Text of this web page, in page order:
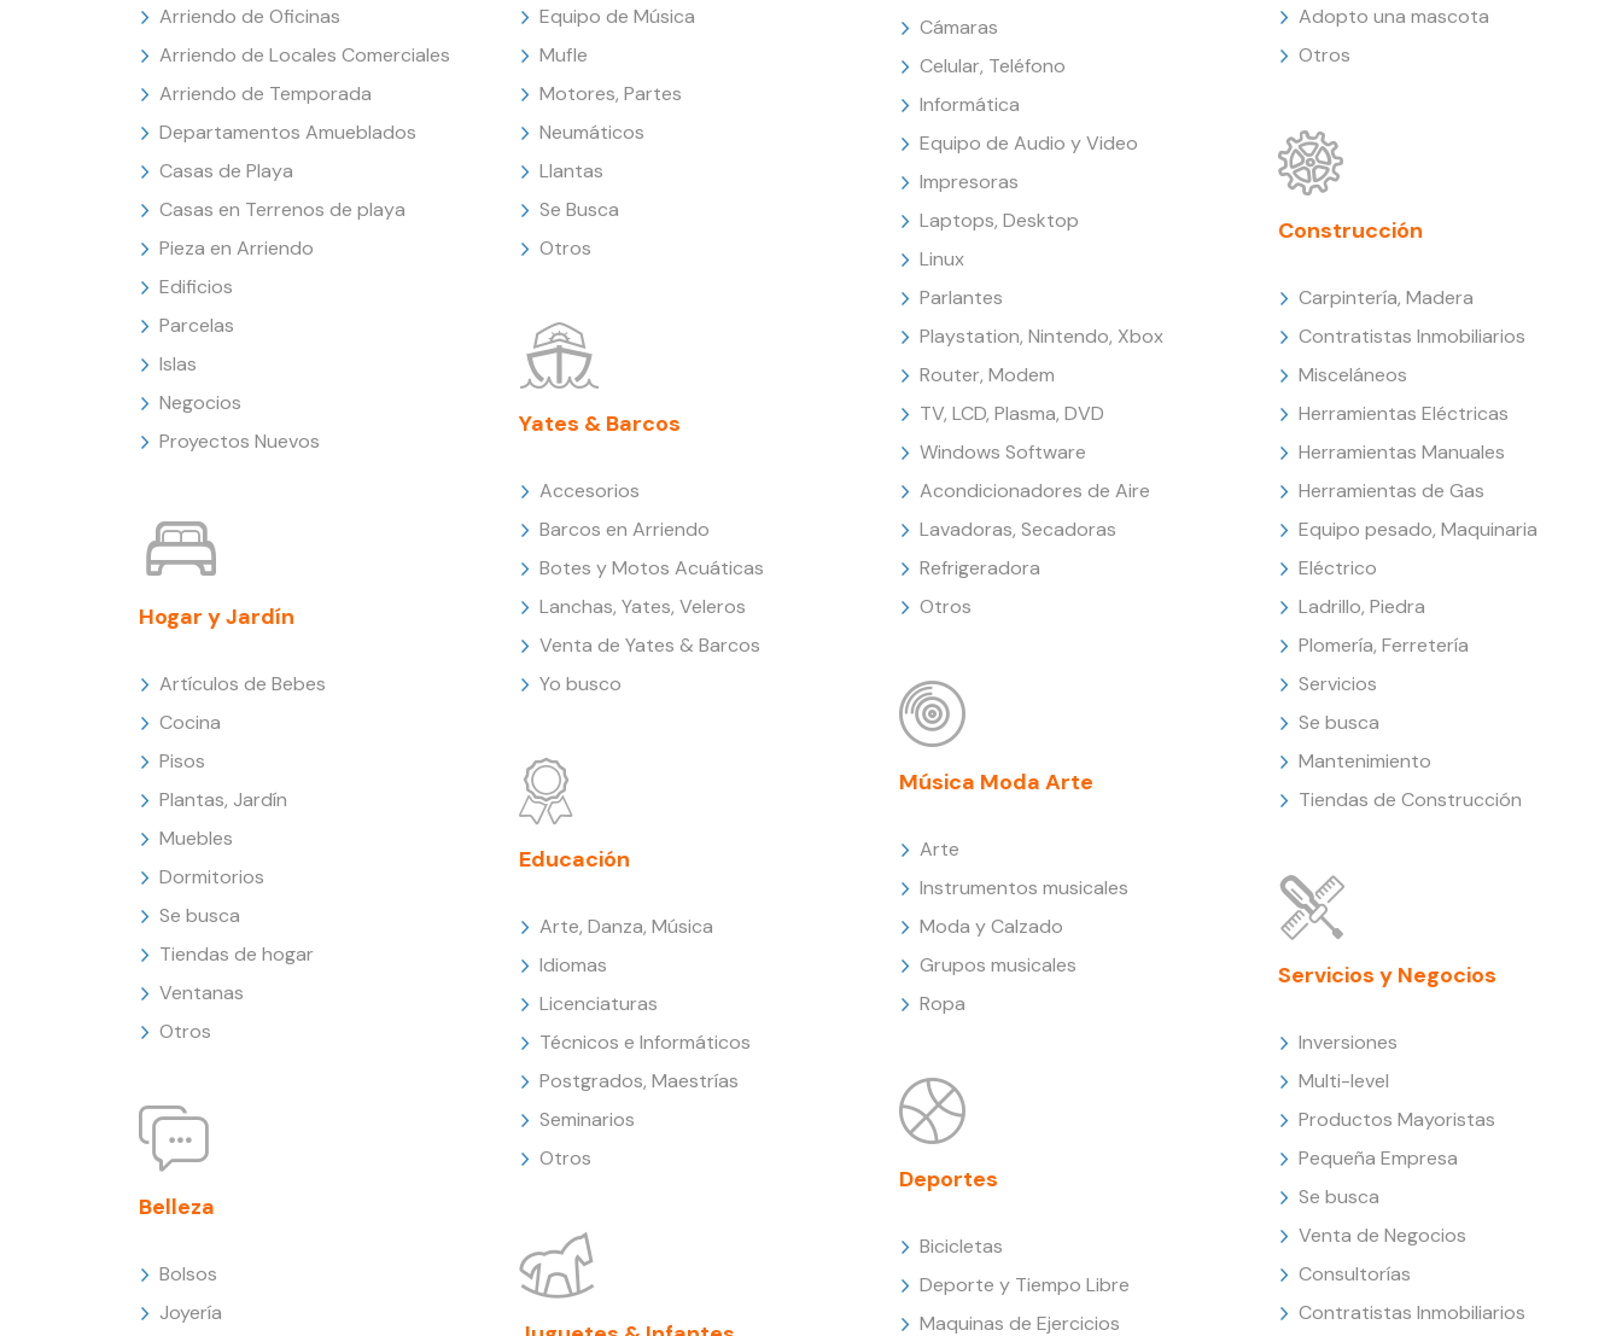
Arriendo de Oficinas
Arriendo de Locales Comerciales
Arriendo de Temporada
Departamentos Amueblados
Casas de Playa
Casas en Terrenos de playa
Pieza en Arriendo
Edificios
Parcelas
Islas
Negocios
Proyectos Nuevos
Hogar y Jardín
Artículos de Bebes
Cocina
Pisos
Plantas, Jardín
Muebles
Dormitorios
Se busca
Tiendas de hogar
Ventanas
Otros
Belleza
Bolsos
Joyería
Equipo de Música
Mufle
Motores, Partes
Neumáticos
Llantas
Se Busca
Otros
Yates & Barcos
Accesorios
Barcos en Arriendo
Botes y Motos Acuáticas
Lanchas, Yates, Veleros
Venta de Yates & Barcos
Yo busco
Educación
Arte, Danza, Música
Idiomas
Licenciaturas
Técnicos e Informáticos
Postgrados, Maestrías
Seminarios
Otros
Cámaras
Celular, Teléfono
Informática
Equipo de Audio y Video
Impresoras
Laptops, Desktop
Linux
Parlantes
Playstation, Nintendo, Xbox
Router, Modem
TV, LCD, Plasma, DVD
Windows Software
Acondicionadores de Aire
Lavadoras, Secadoras
Refrigeradora
Otros
Música Moda Arte
Arte
Instrumentos musicales
Moda y Calzado
Grupos musicales
Ropa
Deportes
Bicicletas
Deporte y Tiempo Libre
Maquinas de Ejercicios
Adopto una mascota
Otros
Construcción
Carpintería, Madera
Contratistas Inmobiliarios
Misceláneos
Herramientas Eléctricas
Herramientas Manuales
Herramientas de Gas
Equipo pesado, Maquinaria
Eléctrico
Ladrillo, Piedra
Plomería, Ferretería
Servicios
Se busca
Mantenimiento
Tiendas de Construcción
Servicios y Negocios
Inversiones
Multi-level
Productos Mayoristas
Pequeña Empresa
Se busca
Venta de Negocios
Consultorías
Contratistas Inmobiliarios